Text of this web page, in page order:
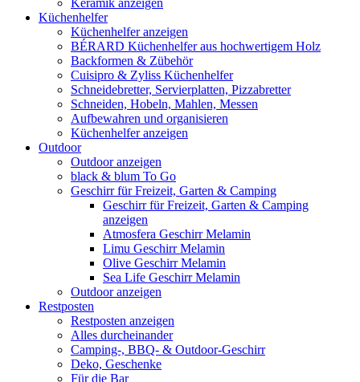
Keramik anzeigen
Küchenhelfer
Küchenhelfer anzeigen
BÉRARD Küchenhelfer aus hochwertigem Holz
Backformen & Zübehör
Cuisipro & Zyliss Küchenhelfer
Schneidebretter, Servierplatten, Pizzabretter
Schneiden, Hobeln, Mahlen, Messen
Aufbewahren und organisieren
Küchenhelfer anzeigen
Outdoor
Outdoor anzeigen
black & blum To Go
Geschirr für Freizeit, Garten & Camping
Geschirr für Freizeit, Garten & Camping
anzeigen
Atmosfera Geschirr Melamin
Limu Geschirr Melamin
Olive Geschirr Melamin
Sea Life Geschirr Melamin
Outdoor anzeigen
Restposten
Restposten anzeigen
Alles durcheinander
Camping-, BBQ- & Outdoor-Geschirr
Deko, Geschenke
Für die Bar